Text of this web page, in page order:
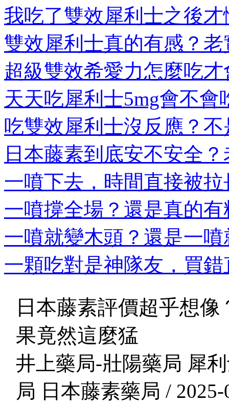
我吃了雙效犀利士之後
雙效犀利士真的有感？
超級雙效希愛力怎麼吃
天天吃犀利士5mg會不會
吃雙效犀利士沒反應？
日本藤素到底安不安全
一噴下去，時間直接被
一噴撐全場？還是真的
一噴就變木頭？還是一
一顆吃對是神隊友，買
日本藤素評價超乎想
果竟然這麼猛
井上藥局-壯陽藥局 犀
局 日本藤素藥局 / 2025-